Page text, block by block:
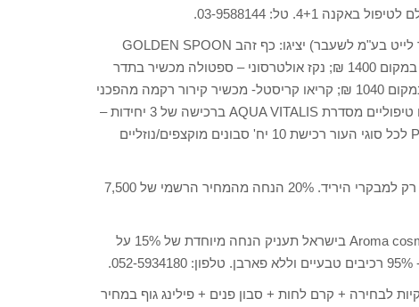
טל: 03-9588144.
(אפטר לייט בע"מ לשעבר) יציגו: כף זהב GOLDEN SPOON
להחדרה, המרצה, ניקוי והרמת תווי פנים. במחיר 890 ₪ בלבד במקום 1400 ₪; נקז אולטרסוני – ספטולה מכשיר בתדר
אולטרסוני מבצע פילינג רך, ניקוי וניקוז. במחיר 890 ₪ בלבד, במקום 1040 ₪; קריאו קריסטל- מכשיר קירור רקמה מהפכני
הרגעת כאב וצריבה. במחיר 299 בלבד, במקום 520 ₪; מי פנים טיפוליים מסדרת AQUA VITALIS ברכישה של 3 יחידות –
25 ₪ ליחידה, במקום 41 ₪; סדרת סבונים מקצועית PURIFIED לכל סוגי העור רכישת 10 יח' סבונים מוקצפים/נוזליים
תציע הנחה מיוחדת עבור מסיכת הלד הטיפולית, רק למבקרי היריד. 20% הנחה מהמחיר הרשמי של 7,500
היבואנית הרשמית של המותג Aroma cosmetics בישראל תעניק הנחה מיוחדת של 15% על
נגד קמטים מציעה ליריד בוסטר 30 שקיות לבחירה + קרם לחות + סבון פנים + פילינג גוף במחיר